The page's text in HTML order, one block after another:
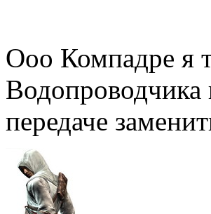
Ооо Компадре я
Водопроводчика
передаче